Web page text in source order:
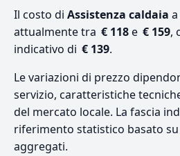
Il costo di Assistenza caldaia
attualmente tra € 118e € 159,
indicativo di € 139.
Le variazioni di prezzo
servizio, caratteristiche
del mercato locale. La fascia
riferimento statistico basato
aggregati.